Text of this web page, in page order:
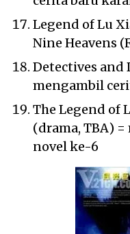
Legend of Lu
Nine Heavens
Detectives and
mengambil
The Legend of
(drama, TBA)
novel ke-6